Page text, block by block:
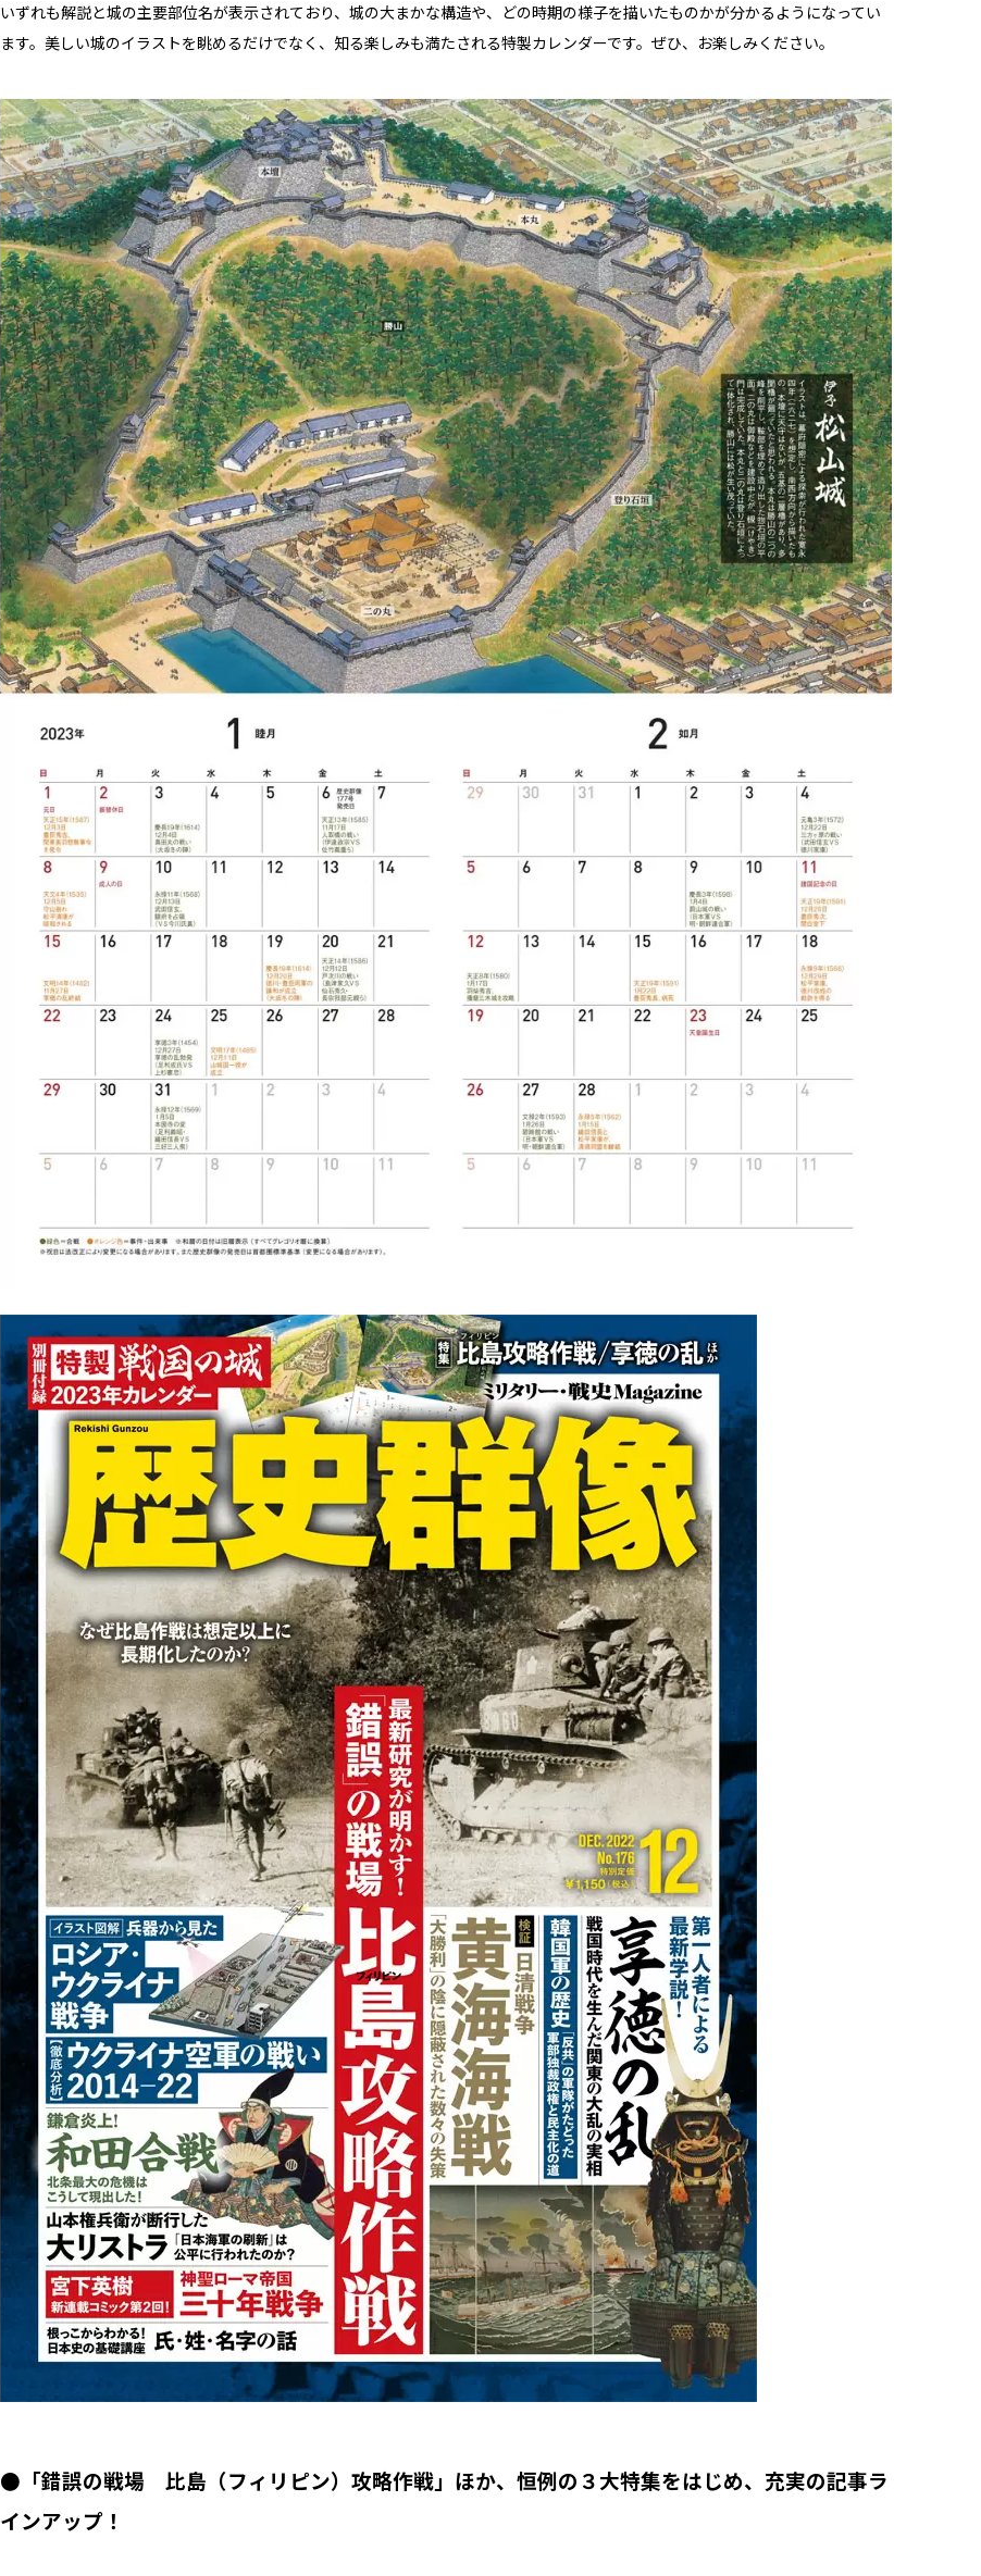
いずれも解説と城の主要部位名が表示されており、城の大まかな構造や、どの時期の様子を描いたものかが分かるようになってい
ます。美しい城のイラストを眺めるだけでなく、知る楽しみも満たされる特製カレンダーです。ぜひ、お楽しみください。
●「錯誤の戦場 比島（フィリピン）攻略作戦」ほか、恒例の３大特集をはじめ、充実の記事ラ
インアップ！